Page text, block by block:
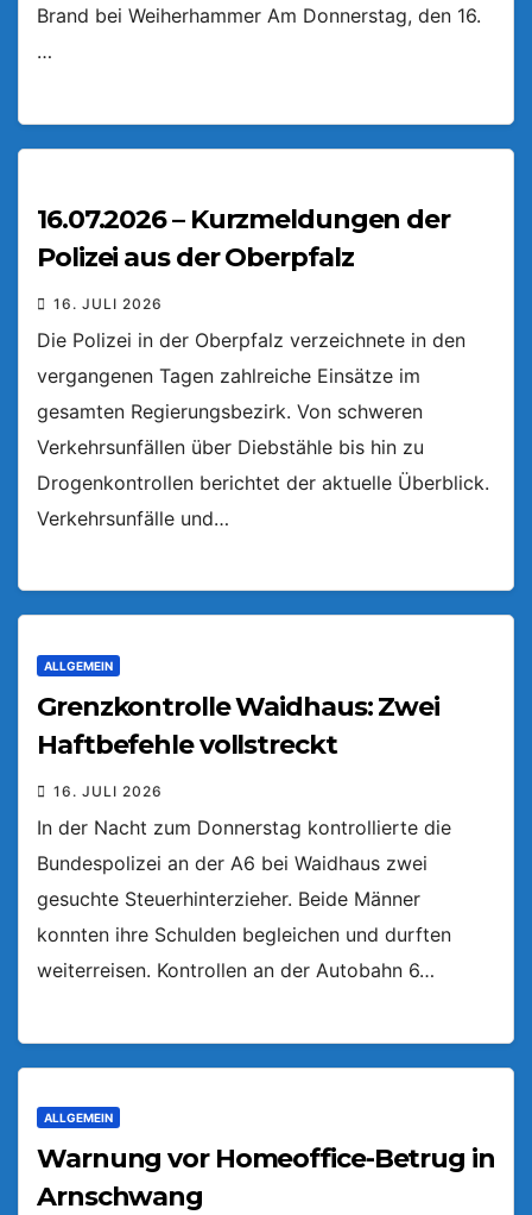
Brand bei Weiherhammer Am Donnerstag, den 16.
…
16.07.2026 – Kurzmeldungen der
Polizei aus der Oberpfalz
16. JULI 2026
Die Polizei in der Oberpfalz verzeichnete in den
vergangenen Tagen zahlreiche Einsätze im
gesamten Regierungsbezirk. Von schweren
Verkehrsunfällen über Diebstähle bis hin zu
Drogenkontrollen berichtet der aktuelle Überblick.
Verkehrsunfälle und…
ALLGEMEIN
Grenzkontrolle Waidhaus: Zwei
Haftbefehle vollstreckt
16. JULI 2026
In der Nacht zum Donnerstag kontrollierte die
Bundespolizei an der A6 bei Waidhaus zwei
gesuchte Steuerhinterzieher. Beide Männer
konnten ihre Schulden begleichen und durften
weiterreisen. Kontrollen an der Autobahn 6…
ALLGEMEIN
Warnung vor Homeoffice-Betrug in
Arnschwang